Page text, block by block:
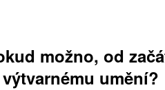
možno, od
umění?